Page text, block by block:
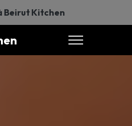
Beirut Kitchen